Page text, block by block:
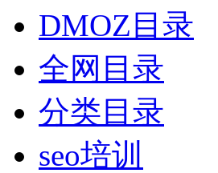
DMOZ目录
全网目录
分类目录
seo培训